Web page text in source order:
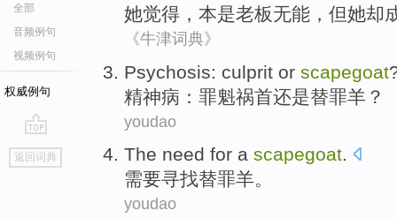
全部
音频例句
视频例句
权威例句
go
top
返回词典
她觉得 ，本是老板无能，但她却
《牛津词典》
Psychosis: culprit or scapegoat
精神病 ： 罪魁祸首还是替罪羊 ？
youdao
The need for a scapegoat.
需要寻找替罪羊。
youdao